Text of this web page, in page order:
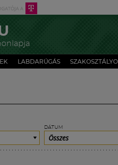
LABDARÚGÁS
DÁTUM
Összes